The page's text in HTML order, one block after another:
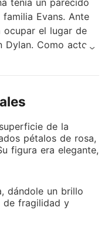
tenía un parecido
Evans. Ante
ocupar el lugar de
acto
de la
pétalos de rosa,
figura era elegante,
dándole un brillo
de fragilidad y